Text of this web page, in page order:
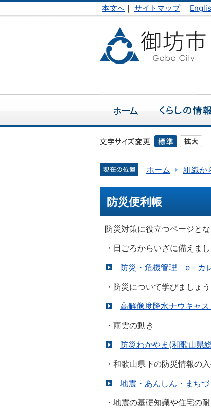
本文へ ｜ サイトマップ｜
ホーム 組織か
防災便利帳
防災対策に役立つページとな
・日ごろからいざに備えま
防災・危機管理 e－カ
・防災について学びましょ
高解像度降水ナウキャス
・雨雲の動き
防災わかやま(和歌山県
・和歌山県下の防災情報の
地震・あんしん・まち
・地震の基礎知識や住宅の